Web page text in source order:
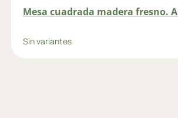
Mesa cuadrada madera fresno.
Sin variantes